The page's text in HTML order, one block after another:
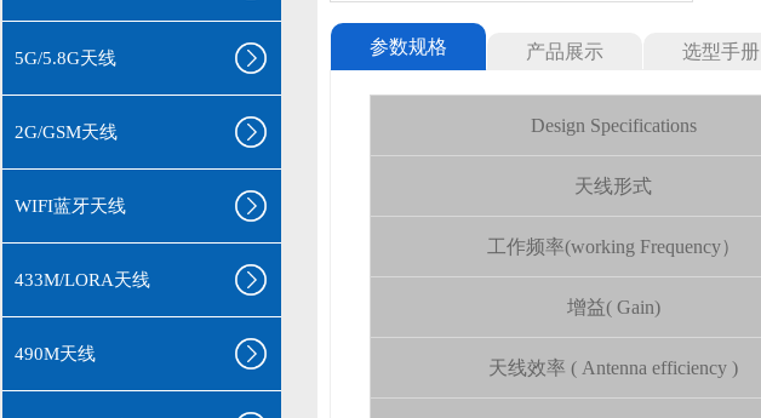
5G/5.8G天线
2G/GSM天线
WIFI蓝牙天线
433M/LORA天线
490M天线
参数规格 产品展示 选型手册
Design Specifications
天线形式
工作频率(working Frequency）
增益( Gain)
天线效率 ( Antenna efficiency )